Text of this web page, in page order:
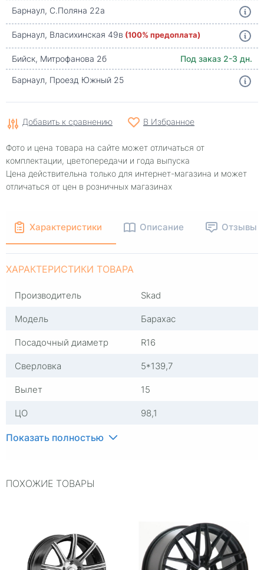
Барнаул, С.Поляна 22а
Барнаул, Власихинская 49в (100% предоплата)
Бийск, Митрофанова 2б
Под заказ 2-3 дн.
Барнаул, Проезд Южный 25
Добавить к сравнению В Избранное
Фото и цена товара на сайте может отличаться от
комплектации, цветопередачи и года выпуска
Цена действительна только для интернет-магазина и может
отличаться от цен в розничных магазинах
Характеристики Описание Отзывы
ХАРАКТЕРИСТИКИ ТОВАРА
Производитель
Skad
Модель
Барахас
Посадочный диаметр
R16
Сверловка
5*139,7
Вылет
15
ЦО
98,1
Ширина (диски)
Гарантия
Легковые
Страна изготовителя
Россия
Показать полностью
ПОХОЖИЕ ТОВАРЫ